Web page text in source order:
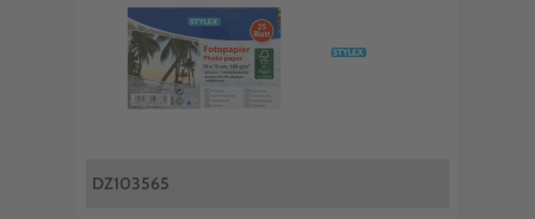
DZ103565